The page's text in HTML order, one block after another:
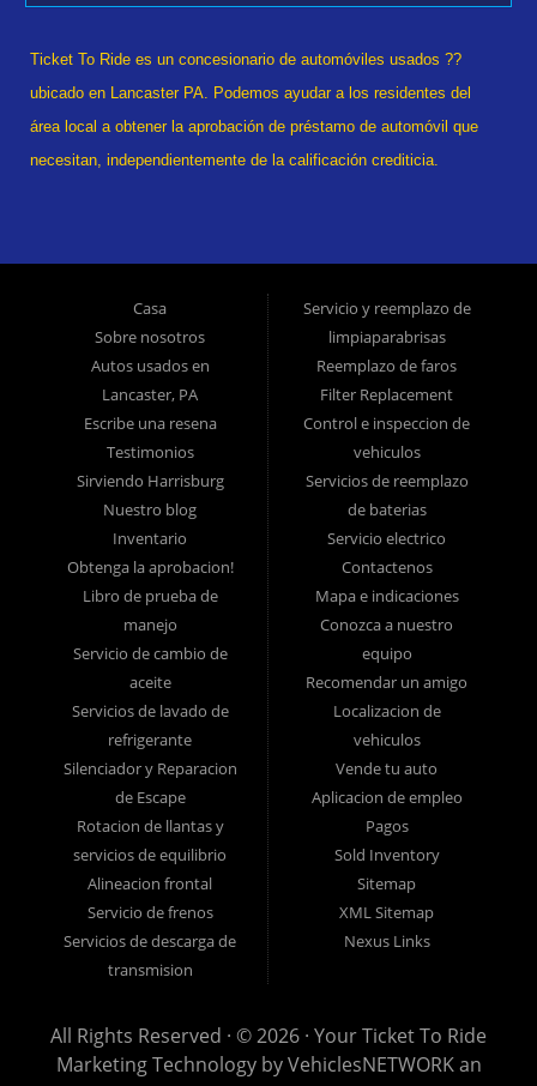
Ticket To Ride es un concesionario de automóviles usados ??
ubicado en Lancaster PA. Podemos ayudar a los residentes del
área local a obtener la aprobación de préstamo de automóvil que
necesitan, independientemente de la calificación crediticia.
vehículos usados ??que ofrecen otras compañías para los
consumidores de "Compre aquí, pague aquí" es el inventario de
modelos tardíos de alto kilometraje, pero ofrecemos automóviles
usados ??de alta calidad, camiones usados, camionetas usadas,
SUV usados ??y sedanes usados ??en Lancaster PA y el
condado de Lancaster. >br> En Ticket To Ride, comprendemos su
situación y podemos lograr que lo aprueben para el automóvil
usado, camión usado, camioneta usada, SUV usado o sedán
usado de sus sueños hoy! Somos el hogar del préstamo de auto
fácil! Tenemos financiamiento para automóviles fácil, pagos
iniciales bajos y planes de pago fáciles. Si necesita un préstamo
para auto en Lancaster, ha encontrado el lugar correcto, si usted
es un comprador de automóviles por primera vez en Lancaster PA,
Columbia PA, Ephrata PA, Elizabethtown PA, Lebanon PA, York
PA, Hershey PA, Coatesville PA, Reading PA, Colonial Park PA,
Progress PA, Harrisburg PA, West Chester PA o Pottstown PA con
mal crédito, sin crédito o tienen cosas en su informe de crédito
que lo están reteniendo de sus sueños automotrices, como
embargos, bancarrotas, deudas, incumplimientos y morosidades,
y luego vengan a Ticket To Ride hoy.
Creemos que somos el mejor concesionario de autos usados ??de
Buy Here Pay Here y financiamiento interno en todo Pennsylvania,
sus sueños de compra de automóviles usados ??hoy en día con
financiamiento fácil para automóviles, pagos iniciales bajos, pagos
Casa
Sobre nosotros
Autos usados ​​en
Lancaster, PA
Escribe una resena
Testimonios
Sirviendo Harrisburg
Nuestro blog
Inventario
Obtenga la aprobacion!
Libro de prueba de
manejo
Servicio de cambio de
aceite
Servicios de lavado de
refrigerante
Silenciador y Reparacion
de Escape
Rotacion de llantas y
servicios de equilibrio
Alineacion frontal
Servicio de frenos
Servicios de descarga de
transmision
Servicio y reemplazo de
limpiaparabrisas
Reemplazo de faros
Filter Replacement
Control e inspeccion de
vehiculos
Servicios de reemplazo
de baterias
Servicio electrico
Contactenos
Mapa e indicaciones
Conozca a nuestro
equipo
Recomendar un amigo
Localizacion de
vehiculos
Vende tu auto
Aplicacion de empleo
Pagos
Sold Inventory
Sitemap
XML Sitemap
Nexus Links
All Rights Reserved · © 2026 · Your Ticket To Ride
Marketing Technology byVehiclesNETWORKan